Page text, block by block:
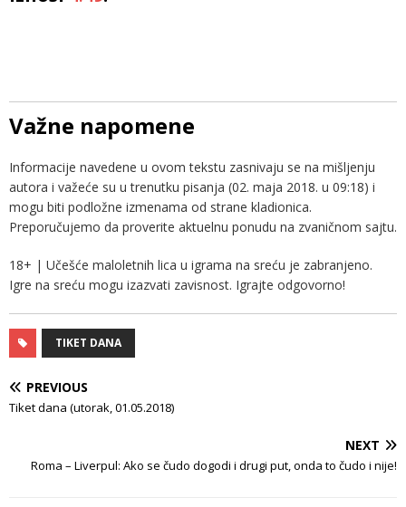
Važne napomene
Informacije navedene u ovom tekstu zasnivaju se na mišljenju
autora i važeće su u trenutku pisanja (02. maja 2018. u 09:18) i
mogu biti podložne izmenama od strane kladionica.
Preporučujemo da proverite aktuelnu ponudu na zvaničnom sajtu.
18+ | Učešće maloletnih lica u igrama na sreću je zabranjeno.
Igre na sreću mogu izazvati zavisnost. Igrajte odgovorno!
TIKET DANA
PREVIOUS
Tiket dana (utorak, 01.05.2018)
NEXT
Roma – Liverpul: Ako se čudo dogodi i drugi put, onda to čudo i nije!